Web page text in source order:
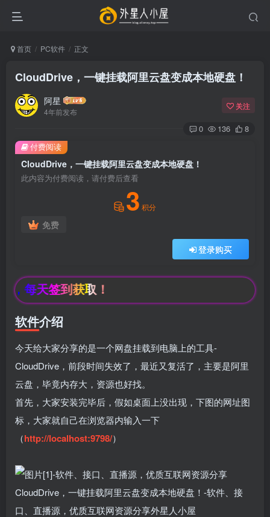
首页 PC软件 正文
CloudDrive，一键挂载阿里云盘变成本地硬盘！
阿星
4年前发布
关注
0 136 8
CloudDrive，一键挂载阿里云盘变成本地硬盘！
此内容为付费阅读，请付费后查看
3 积分
免费
登录购买
付费阅读
每天签到获取！
软件介绍
今天给大家分享的是一个网盘挂载到电脑上的工具-
CloudDrive，前段时间失效了，最近又复活了，主要是阿里
云盘，毕竟内存大，资源也好找。
首先，大家安装完毕后，假如桌面上没出现，下图的网址图
标，大家就自己在浏览器内输入一下
（http://localhost:9798/）